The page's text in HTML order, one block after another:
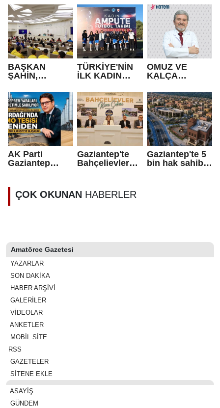
RENKLİ
GÖRÜNTÜLER
LE AÇILDI
BAŞKAN
ŞAHİN,
BELEDİYE
SPOR
KULÜBÜ’NÜN
BAŞARILI
SPORCULARIY
LA BİR ARAYA
GELDİ
TÜRKİYE'NİN
İLK KADIN
TAKIMI GAZİ
ŞEHİR'DE!
OMUZ VE
KALÇA
NEDENİ
POLİMİYALJİ
ROMATİKA
OLABİLİR
AK Parti
Gaziantep
Nurdağı
müjdesi
Gaziantep'te
Bahçelievler
bin kişi
belirlendi
Gaziantep'te 5
bin hak sahibi
ÇOK OKUNAN HABERLER
Amatörce Gazetesi
YAZARLAR
SON DAKİKA
HABER ARŞİVİ
GALERİLER
VİDEOLAR
ANKETLER
MOBİL SİTE
RSS
GAZETELER
SİTENE EKLE
ASAYIŞ
GÜNDEM